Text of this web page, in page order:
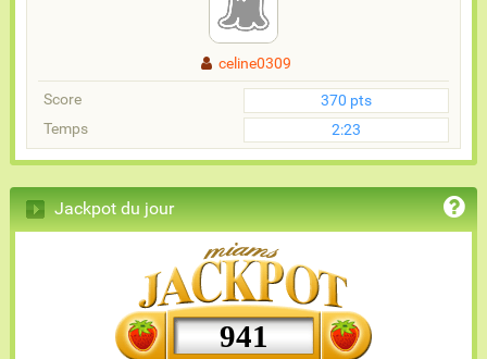
celine0309
Score
370 pts
Temps
2:23
Jackpot du jour
941